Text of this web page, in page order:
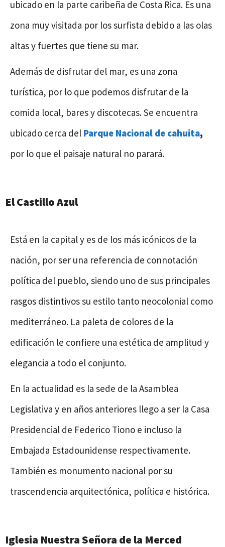
ubicado en la parte caribeña de Costa Rica. Es una
zona muy visitada por los surfista debido a las olas
altas y fuertes que tiene su mar.
Además de disfrutar del mar, es una zona
turística, por lo que podemos disfrutar de la
comida local, bares y discotecas. Se encuentra
ubicado cerca del Parque Nacional de cahuita,
por lo que el paisaje natural no parará.
El Castillo Azul
Está en la capital y es de los más icónicos de la
nación, por ser una referencia de connotación
política del pueblo, siendo uno de sus principales
rasgos distintivos su estilo tanto neocolonial como
mediterráneo. La paleta de colores de la
edificación le confiere una estética de amplitud y
elegancia a todo el conjunto.
En la actualidad es la sede de la Asamblea
Legislativa y en años anteriores llego a ser la Casa
Presidencial de Federico Tiono e incluso la
Embajada Estadounidense respectivamente.
También es monumento nacional por su
trascendencia arquitectónica, política e histórica.
Iglesia Nuestra Señora de la Merced